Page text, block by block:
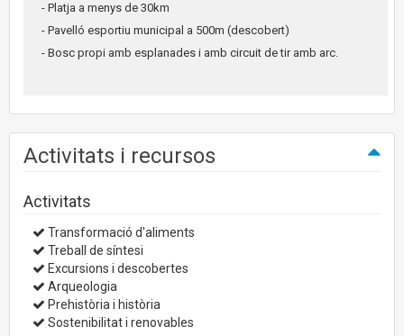
- Platja a menys de 30km
- Pavelló esportiu municipal a 500m (descobert)
- Bosc propi amb esplanades i amb circuit de tir amb arc.
Activitats i recursos
Activitats
Transformació d'aliments
Treball de síntesi
Excursions i descobertes
Arqueologia
Prehistòria i història
Sostenibilitat i renovables